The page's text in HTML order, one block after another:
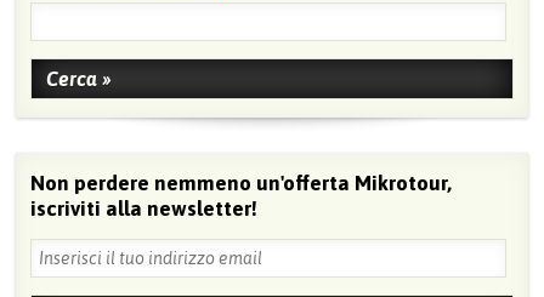
Non perdere nemmeno un'offerta Mikrotour,
iscriviti alla newsletter!